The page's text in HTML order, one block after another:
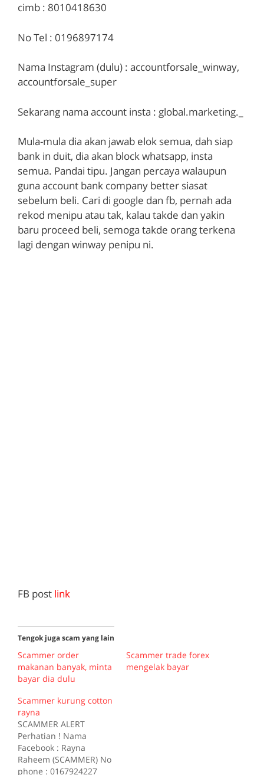
cimb : 8010418630
No Tel : 0196897174
Nama Instagram (dulu) : accountforsale_winway,
accountforsale_super
Sekarang nama account insta : global.marketing._
Mula-mula dia akan jawab elok semua, dah siap
bank in duit, dia akan block whatsapp, insta
semua. Pandai tipu. Jangan percaya walaupun
guna account bank company better siasat
sebelum beli. Cari di google dan fb, pernah ada
rekod menipu atau tak, kalau takde dan yakin
baru proceed beli, semoga takde orang terkena
lagi dengan winway penipu ni.
FB post link
Tengok juga scam yang lain
Scammer order
makanan banyak, minta
bayar dia dulu
Scammer trade forex
mengelak bayar
Scammer kurung cotton
rayna
SCAMMER ALERT
Perhatian ! Nama
Facebook : Rayna
Raheem (SCAMMER) No
phone : 0167924227